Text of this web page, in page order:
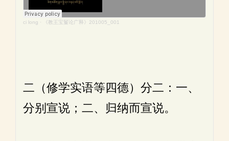
ci long · 《教王宝鬘论广释》201005_001
二（修学实语等四德）分二：一、
分别宣说；二、归纳而宣说。